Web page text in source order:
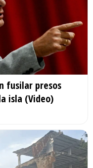
fusilar presos
isla (Video)